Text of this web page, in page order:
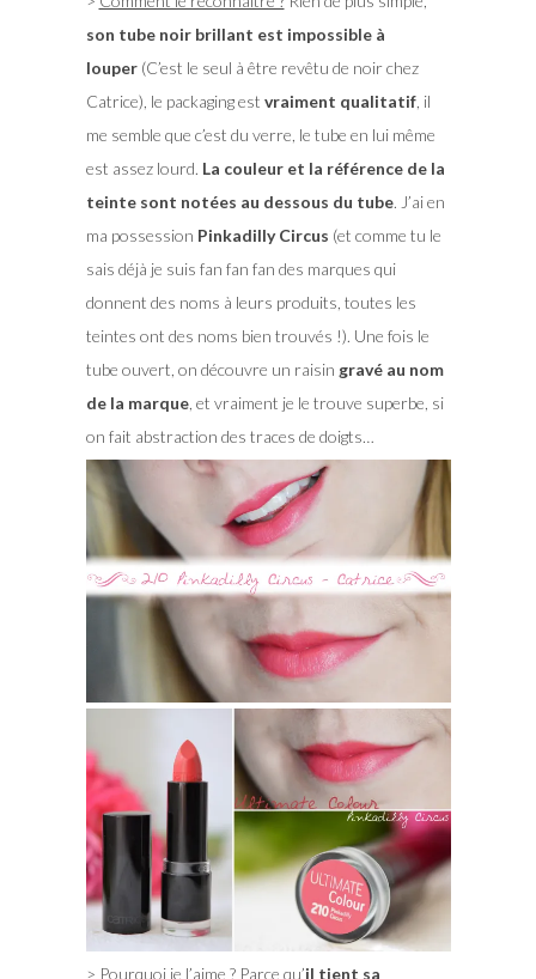
son tube noir brillant est impossible à
louper(C’est le seul à être revêtu de noir chez
Catrice), le packaging est vraiment qualitatif, il
me semble que c’est du verre, le tube en lui même
est assez lourd. La couleur et la référence de la
teinte sont notées au dessous du tube. J’ai en
ma possession Pinkadilly Circus (et comme tu le
sais déjà je suis fan fan fan des marques qui
donnent des noms à leurs produits, toutes les
teintes ont des noms bien trouvés !). Une fois le
tube ouvert, on découvre un raisin gravé au nom
de la marque, et vraiment je le trouve superbe, si
on fait abstraction des traces de doigts…
> Pourquoi je l’aime ? Parce qu’il tient sa